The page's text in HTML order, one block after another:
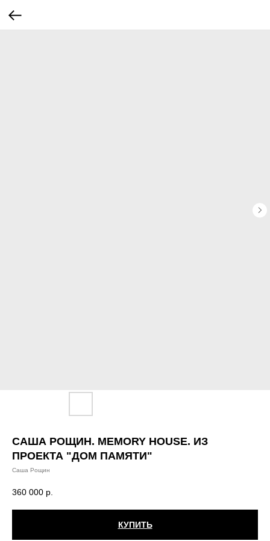
САША РОЩИН. MEMORY HOUSE. ИЗ
ПРОЕКТА "ДОМ ПАМЯТИ"
Саша Рощин
360 000 р.
КУПИТЬ